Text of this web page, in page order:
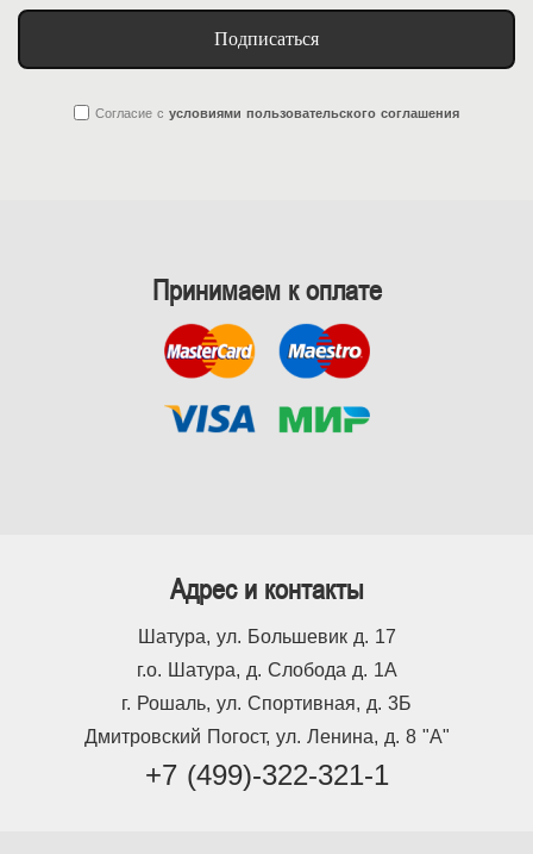
Подписаться
Согласие с условиями пользовательского соглашения
Принимаем к оплате
Адрес и контакты
Шатура, ул. Большевик д. 17
г.о. Шатура, д. Слобода д. 1А
г. Рошаль, ул. Спортивная, д. 3Б
Дмитровский Погост, ул. Ленина, д. 8 "А"
+7 (499)-322-321-1